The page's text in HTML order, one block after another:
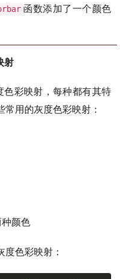
函数添加了一个颜色
射
彩映射，每种都有其特
用的灰度色彩映射：
种颜色
色彩映射：